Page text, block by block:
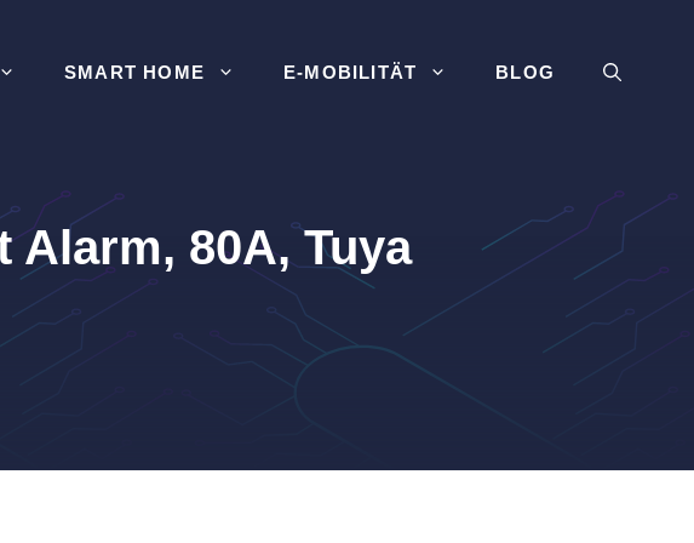
SMART HOME E-MOBILITÄT BLOG
80A, Tuya